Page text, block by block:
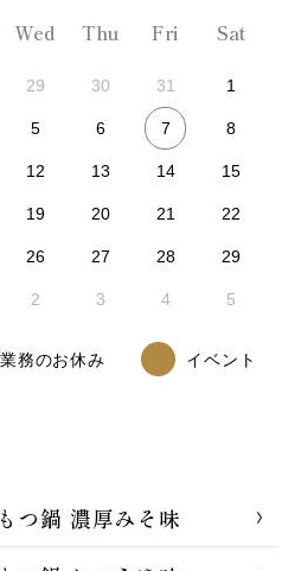
もつ鍋 濃厚みそ味
Wed Thu Fri Sat
29 30 31 1
5 6 7 8
12 13 14 15
19 20 21 22
26 27 28 29
2 3 4 5
務のお休み イベント